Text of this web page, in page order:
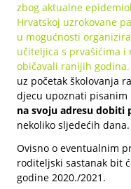
zbog aktualne
Hrvatskoj uzrokovane
u mogućnosti
učiteljica s prvašićima
običavali ranijih godina.
uz početak školovanja
djecu upoznati
na svoju adresu dobiti
nekoliko sljedećih dana.
Ovisno o eventualnim
roditeljski sastanak bit
godine 2020./2021.